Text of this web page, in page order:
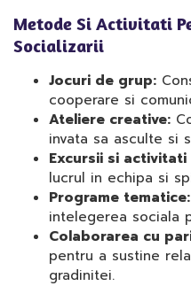
Metode Si Activitati
Socializarii
Jocuri de grup:
cooperare si
Ateliere creative:
invata sa asculte si
Excursii si
lucrul in echipa si
Programe tematice:
intelegerea sociala
Colaborarea cu
pentru a sustine
gradinitei.